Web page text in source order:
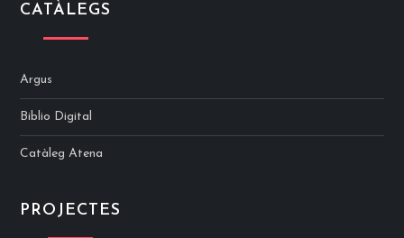
CATÀLEGS
Argus
Biblio Digital
Catàleg Atena
PROJECTES